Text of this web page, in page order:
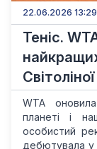
22.06.2026 13:29
Теніс.
WTA
планеті і
особистий
дебютувала у